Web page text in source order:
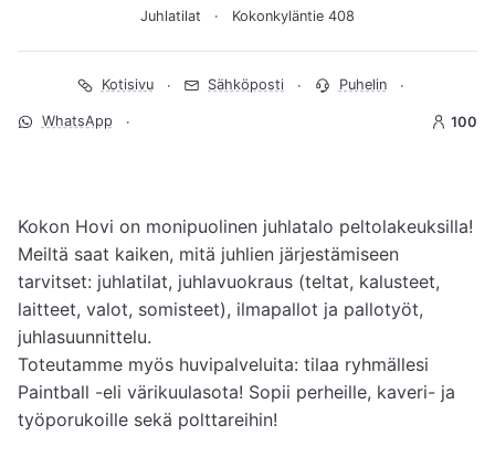
Juhlatilat Kokonkyläntie 408
Kotisivu Sähköposti Puhelin
WhatsApp 100
Kokon Hovi on monipuolinen juhlatalo peltolakeuksilla!
Meiltä saat kaiken, mitä juhlien järjestämiseen
tarvitset: juhlatilat, juhlavuokraus (teltat, kalusteet,
laitteet, valot, somisteet), ilmapallot ja pallotyöt,
juhlasuunnittelu.
Toteutamme myös huvipalveluita: tilaa ryhmällesi
Paintball -eli värikuulasota! Sopii perheille, kaveri- ja
työporukoille sekä polttareihin!